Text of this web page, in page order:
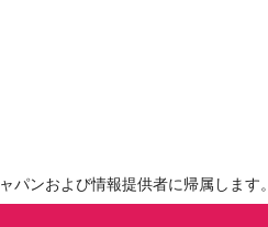
ンおよび情報提供者に帰属します。